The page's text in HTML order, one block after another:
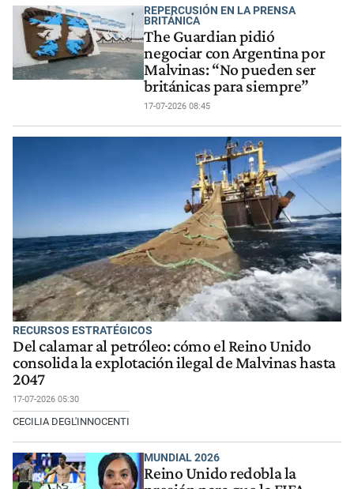
REPERCUSIÓN EN LA PRENSA
BRITÁNICA
The Guardian pidió
negociar con Argentina por
Malvinas: “No pueden ser
británicas para siempre”
17-07-2026 08:45
RECURSOS ESTRATÉGICOS
Del calamar al petróleo: cómo el Reino Unido
consolida la explotación ilegal de Malvinas hasta
2047
17-07-2026 05:30
CECILIA DEGL'INNOCENTI
MUNDIAL 2026
Reino Unido redobla la